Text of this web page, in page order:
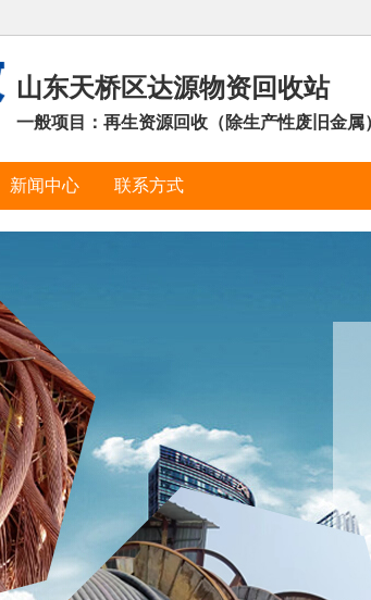
山东天桥区达源物资回收站
一般项目：再生资源回收（除生产性废旧金属
新闻中心 联系方式